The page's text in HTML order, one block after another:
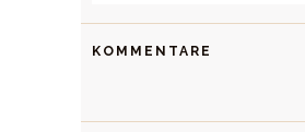
KOMMENTARE